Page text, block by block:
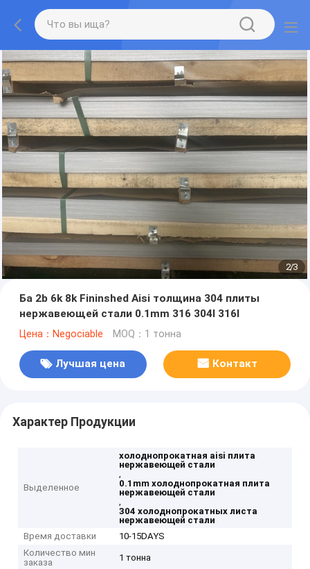
2/3
Ба 2b 6k 8k Fininshed Aisi толщина 304 плиты
нержавеющей стали 0.1mm 316 304l 316l
Цена：Negociable MOQ：1 тонна
Лучшая цена Контакт
Характер Продукции
Выделенное
холоднопрокатная aisi плита
нержавеющей стали
,
0.1mm холоднопрокатная плита
нержавеющей стали
,
304 холоднопрокатных листа
нержавеющей стали
Время доставки
10-15DAYS
Количество мин
заказа
1 тонна